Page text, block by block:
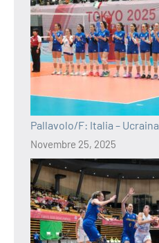
Pallavolo/F: Italia – Ucraina
Novembre 25, 2025